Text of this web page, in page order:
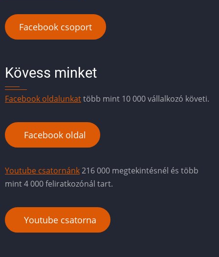
Facebook csoport
Kövess minket
Facebook oldalunkattöbb mint 10 000 vállalkozó követi.
Facebook oldal
Youtube csatornánk216 000 megtekintésnél és több
mint 4 000 feliratkozónál tart.
Youtube csatorna